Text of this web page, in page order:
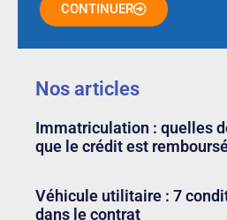
CONTINUER
Nos articles
Immatriculation : quelles
que le crédit est
Véhicule utilitaire : 7
dans le contrat